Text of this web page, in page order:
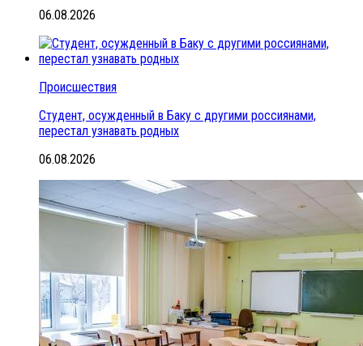
06.08.2026
Происшествия
Студент, осужденный в Баку с другими россиянами,
перестал узнавать родных
06.08.2026